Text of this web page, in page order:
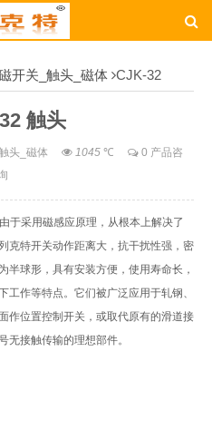
开关_触头_磁体 CJK-32
触头
头_磁体 1045℃
0 产品咨
于采用磁感应原理，从根本上解决了
克特开关动作距离大，抗干扰性强，密
半球形，具有安装方便，使用寿命长，
作等特点。它们被广泛应用于轧钢、
作位置控制开关，或取代原有的滑道接
无接触传输的理想部件。